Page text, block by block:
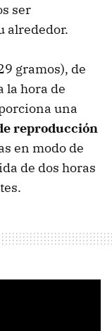
ser
alrededor.
gramos), de
la hora de
una
reproducción
en modo de
de dos horas